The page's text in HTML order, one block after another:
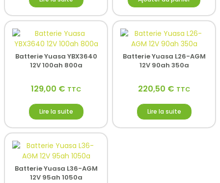
Batterie Yuasa YBX3640
12V 100ah 800a
129,00 € TTC
Lire la suite
Batterie Yuasa L26-AGM
12V 90ah 350a
220,50 € TTC
Lire la suite
Batterie Yuasa L36-AGM
12V 95ah 1050a